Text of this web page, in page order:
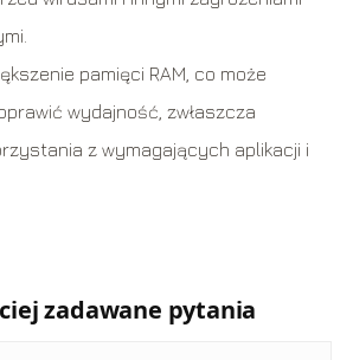
pamięci RAM, co może
wydajność, zwłaszcza
z wymagających aplikacji i
zadawane pytania